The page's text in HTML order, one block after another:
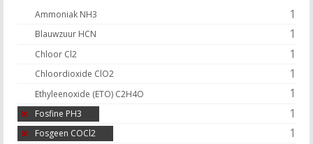
Ammoniak NH3 1
Blauwzuur HCN 1
Chloor Cl2 1
Chloordioxide ClO2 1
Ethyleenoxide (ETO) C2H4O 1
Fosfine PH3 1
Fosgeen COCl2 1